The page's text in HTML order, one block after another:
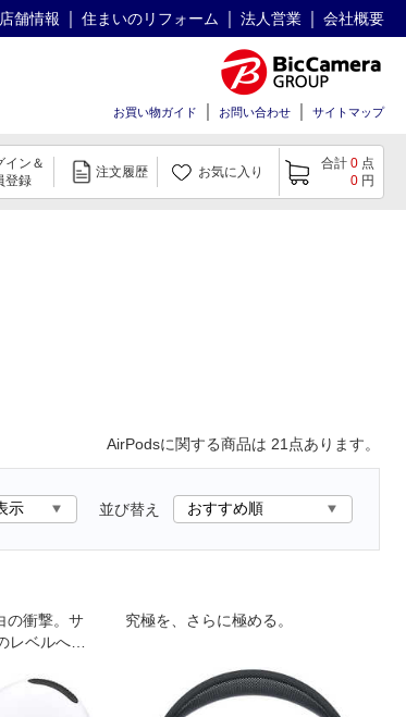
店舗情報 住まいのリフォーム 法人営業 会社概要
お買い物ガイド お問い合わせ サイトマップ
イン＆
登録
注文履歴 お気に入り
合計 0 点
0 円
AirPodsに関する商品は 21 点あります。
並び替え
の衝撃。サ
ベルへ。
みんなに愛
うなサウン
究極を、さらに極める。